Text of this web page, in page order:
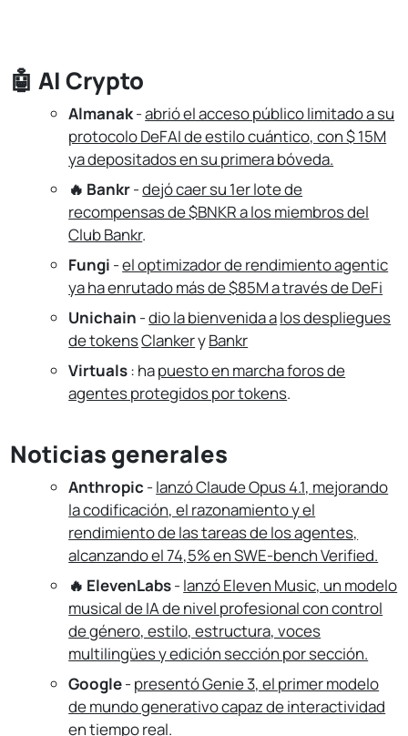
🤖AI Crypto
Almanak-abrió el acceso público limitado a su
protocolo DeFAI de estilo cuántico, con $ 15M
ya depositados en su primera bóveda.
🔥 Bankr-dejó caer su 1er lote de
recompensas de $BNKR a los miembros del
Club Bankr.
Fungi -el optimizador de rendimiento agentic
ya ha enrutado más de $85M a través de DeFi
Unichain -dio la bienvenida alos despliegues
de tokensClankeryBankr
Virtuals: hapuesto en marcha foros de
agentes protegidos por tokens.
Noticias generales
Anthropic -lanzó Claude Opus 4.1, mejorando
la codificación, el razonamiento y el
rendimiento de las tareas de los agentes,
alcanzando el 74,5% en SWE-bench Verified.
🔥 ElevenLabs-lanzó Eleven Music, un modelo
musical de IA de nivel profesional con control
de género, estilo, estructura, voces
multilingües y edición sección por sección.
Google-presentó Genie 3, el primer modelo
de mundo generativo capaz de interactividad
en tiempo real.